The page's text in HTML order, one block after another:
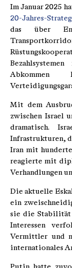
Im Januar 2025
20-Jahres-
das über
Abkommen
Mit dem
zwischen Israel
dramatisch.
Infrastrukturen,
Iran mit
reagierte mit
Verhandlungen
Die aktuelle
ein
sie die Stabilität
Interessen
Vermittler und
internationales